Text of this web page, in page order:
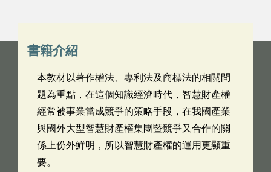
書籍介紹
本教材以著作權法、專利法及商標法的相關問
題為重點，在這個知識經濟時代，智慧財產權
經常被事業當成競爭的策略手段，在我國產業
與國外大型智慧財產權集團暨競爭又合作的關
係上份外鮮明，所以智慧財產權的運用更顯重
要。